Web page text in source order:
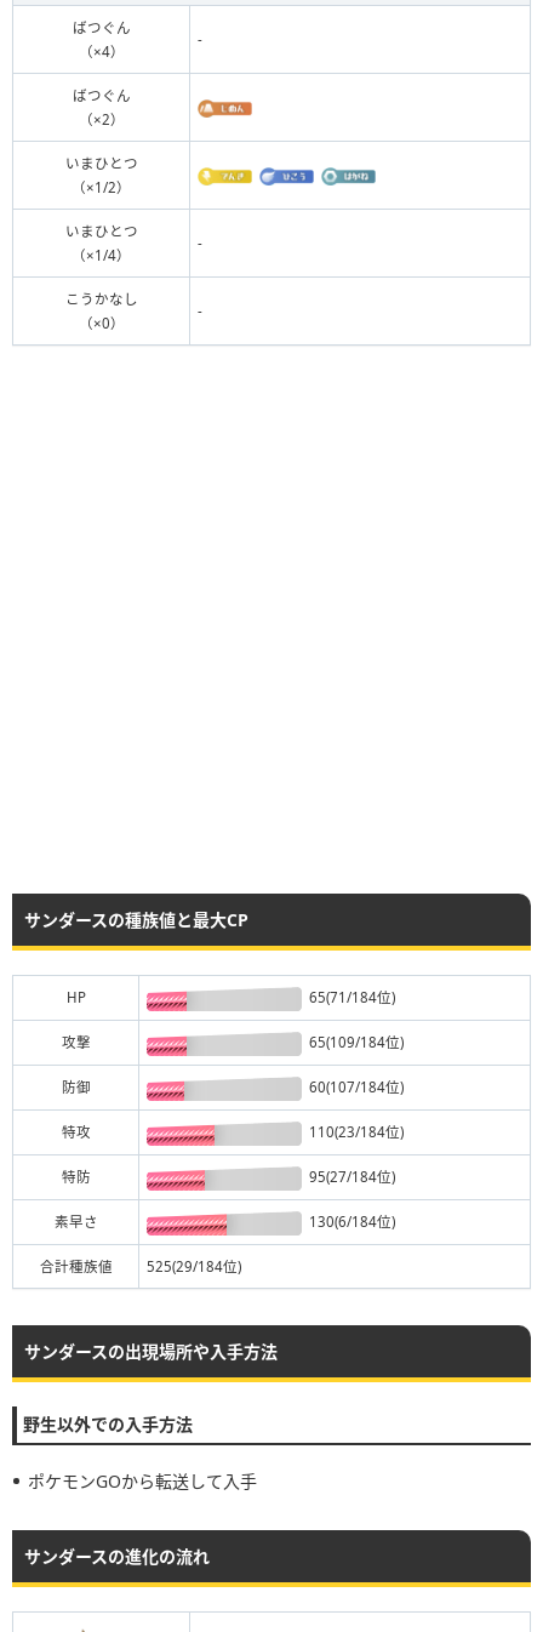
ばつぐん
（×4）
-
ばつぐん
（×2）
いまひとつ
（×1/2）
いまひとつ
（×1/4）
-
こうかなし
（×0）
-
サンダースの種族値と最大CP
HP 65(71/184位)
攻撃 65(109/184位)
防御 60(107/184位)
特攻 110(23/184位)
特防 95(27/184位)
素早さ 130(6/184位)
合計種族値 525(29/184位)
サンダースの出現場所や入手方法
野生以外での入手方法
ポケモンGOから転送して入手
サンダースの進化の流れ